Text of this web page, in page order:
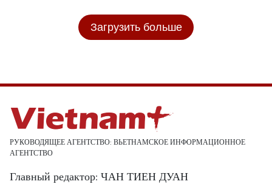
Загрузить больше
РУКОВОДЯЩЕЕ АГЕНТСТВО: ВЬЕТНАМСКОЕ ИНФОРМАЦИОННОЕ
АГЕНТСТВО
Главный редактор: ЧАН ТИЕН ДУАН